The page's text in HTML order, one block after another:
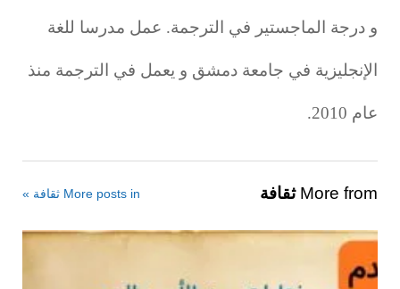
و درجة الماجستير في الترجمة. عمل مدرسا للغة
الإنجليزية في جامعة دمشق و يعمل في الترجمة منذ
عام 2010.
More from ثقافة More posts in ثقافة »